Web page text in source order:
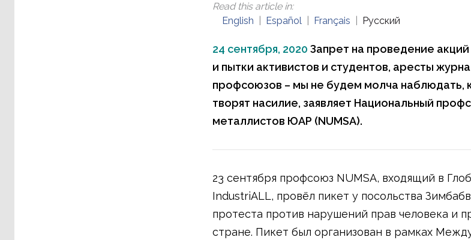
Read this article in:
English
Español Français Русский
24 сентября, 2020 Запрет на проведение
и пытки активистов и студентов, аресты
профсоюзов – мы не будем молча наблюдать,
творят насилие, заявляет Национальный
металлистов ЮАР (NUMSA).
23 сентября профсоюз NUMSA, входящий в
IndustriALL, провёл пикет у посольства
протеста против нарушений прав человека и
стране. Пикет был организован в рамках